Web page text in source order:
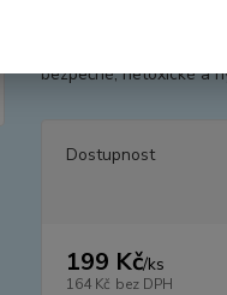
bezpečné, netoxické a
Dostupnost
199 Kč/ks
164 Kč bez DPH